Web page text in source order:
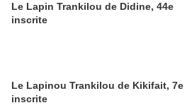
Le Lapin Trankilou de Didine, 44e
inscrite
Le Lapinou Trankilou de Kikifait, 7e
inscrite